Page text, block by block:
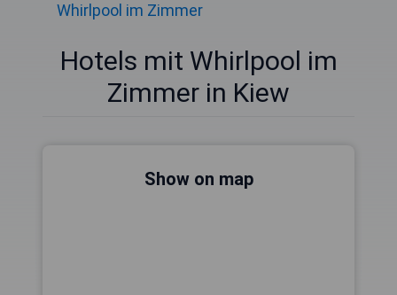
Whirlpool im Zimmer
Hotels mit Whirlpool im
Zimmer in Kiew
Show on map